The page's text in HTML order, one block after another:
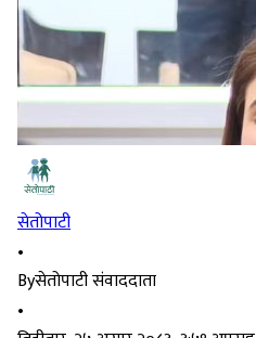
सेतोपाटी
•
Byसेतोपाटी संवाददाता
•